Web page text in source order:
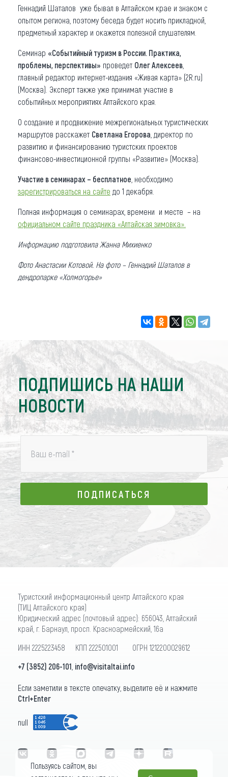
Геннадий Шаталов уже бывал в Алтайском крае и знаком с
опытом региона, поэтому беседа будет носить прикладной,
предметный характер и окажется полезной слушателям.
Семинар «Событийный туризм в России. Практика,
проблемы, перспективы» проведет Олег Алексеев
главный редактор интернет-издания «Живая карта» (2R.ru)
(Москва). Эксперт также уже принимал участие в
событийных мероприятиях Алтайского края.
О создание и продвижение межрегиональных туристических
маршрутов расскажет Светлана Егорова , директор по
развитию и финансированию туристских проектов
финансово-инвестиционной группы «Развитие» (Москва).
Участие в семинарах – бесплатное , необходимо
зарегистрироваться на сайте до 1 декабря.
Полная информация о семинарах, времени и месте – на
официальном сайте праздника «Алтайская зимовка».
Информацию подготовила Жанна Михиенко
Фото Анастасии Котовой. На фото – Геннадий Шаталов в
дендропарке «Холмогорье»
ПОДПИШИСЬ НА НАШИ
НОВОСТИ
Ваш e-mail *
ПОДПИСАТЬСЯ
ПОДПИСАТЬСЯ
Туристский информационный центр Алтайского края
(ТИЦ Алтайского края)
Юридический адрес (почтовый адрес): 656043, Алтайский
край, г. Барнаул, просп. Красноармейский, 16а
ИНН 2225223458 КПП 222501001 ОГРН 1212200029612
+7 (3852) 206-101 info@visitaltai.info
Если заметили в тексте опечатку, выделите её и нажмите
Ctrl+Enter
null
Пользуясь сайтом, вы